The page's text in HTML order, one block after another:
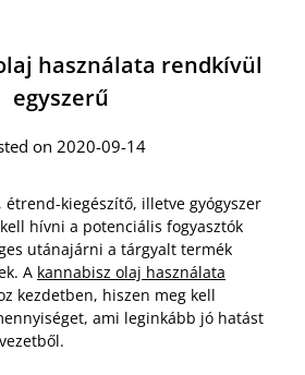
használata rendkívül
egyszerű
on 2020-09-14
kiegészítő, illetve gyógyszer
hívni a potenciális fogyasztók
utánajárni a tárgyalt termék
A kannabisz olaj használata
kezdetben, hiszen meg kell
ami leginkább jó hatást